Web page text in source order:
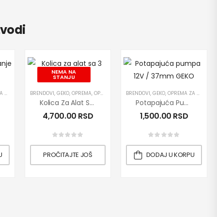
ULJA,PROIZVODI,PUMPE
PRETAKANJE DIZEL GORIVA, PROIZVODI PUMPE
NEMA NA
STANJU
BRENDOVI, GEKO, OPREMA, OPREMA ZA SERVISE ,PROIZVODI,RASPRODAJA
Kolica Za Alat Sa 3 Police GEKO
4,700.00 RSD
PROČITAJTE JOŠ
BRENDOVI,GEKO,OPREMA ZA SERVISE
Potapajuća Pumpa 12V / 37mm
1,500.00 RSD
DODAJ U KORPU